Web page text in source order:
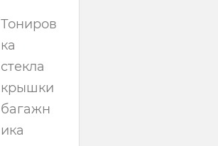
Тониров
ка
стекла
крышки
багажн
ика